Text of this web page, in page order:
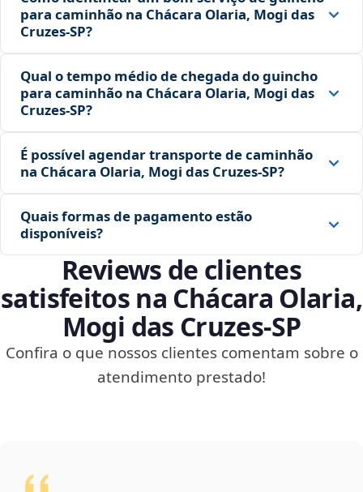
para caminhão na Chácara Olaria, Mogi das
Cruzes‑SP?
Qual o tempo médio de chegada do guincho
para caminhão na Chácara Olaria, Mogi das
Cruzes‑SP?
É possível agendar transporte de caminhão
na Chácara Olaria, Mogi das Cruzes‑SP?
Quais formas de pagamento estão
disponíveis?
Reviews de clientes
satisfeitos na Chácara Olaria,
Mogi das Cruzes‑SP
Confira o que nossos clientes comentam sobre o
atendimento prestado!